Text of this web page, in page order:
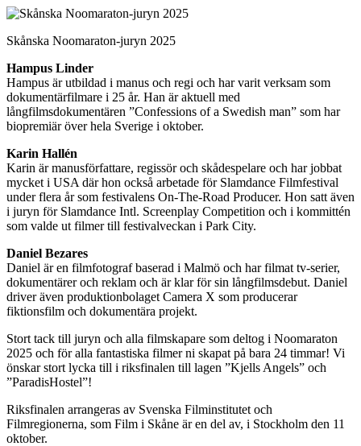
Skånska Noomaraton-juryn 2025
Hampus Linder
Hampus är utbildad i manus och regi och har varit verksam som
dokumentärfilmare i 25 år. Han är aktuell med
långfilmsdokumentären ”Confessions of a Swedish man” som har
biopremiär över hela Sverige i oktober.
Karin Hallén
Karin är manusförfattare, regissör och skådespelare och har jobbat
mycket i USA där hon också arbetade för Slamdance Filmfestival
under flera år som festivalens On-The-Road Producer. Hon satt även
i juryn för Slamdance Intl. Screenplay Competition och i kommittén
som valde ut filmer till festivalveckan i Park City.
Daniel Bezares
Daniel är en filmfotograf baserad i Malmö och har filmat tv-serier,
dokumentärer och reklam och är klar för sin långfilmsdebut. Daniel
driver även produktionbolaget Camera X som producerar
fiktionsfilm och dokumentära projekt.
Stort tack till juryn och alla filmskapare som deltog i Noomaraton
2025 och för alla fantastiska filmer ni skapat på bara 24 timmar! Vi
önskar stort lycka till i riksfinalen till lagen ”Kjells Angels” och
”ParadisHostel”!
Riksfinalen arrangeras av Svenska Filminstitutet och
Filmregionerna, som Film i Skåne är en del av, i Stockholm den 11
oktober.